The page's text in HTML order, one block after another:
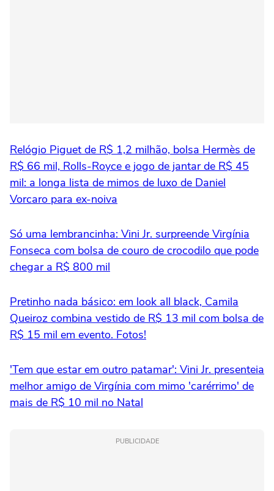
Relógio Piguet de R$ 1,2 milhão, bolsa Hermès de
R$ 66 mil, Rolls-Royce e jogo de jantar de R$ 45
mil: a longa lista de mimos de luxo de Daniel
Vorcaro para ex-noiva
Só uma lembrancinha: Vini Jr. surpreende Virgínia
Fonseca com bolsa de couro de crocodilo que pode
chegar a R$ 800 mil
Pretinho nada básico: em look all black, Camila
Queiroz combina vestido de R$ 13 mil com bolsa de
R$ 15 mil em evento. Fotos!
'Tem que estar em outro patamar': Vini Jr. presenteia
melhor amigo de Virgínia com mimo 'carérrimo' de
mais de R$ 10 mil no Natal
PUBLICIDADE